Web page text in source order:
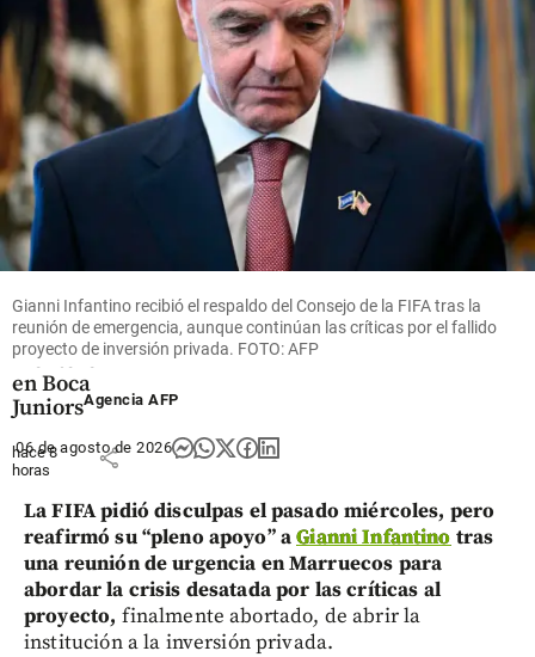
negocios
share
share
Fútbol
Enner
Valencia es
compañero
de Villa y
Montero
en Boca
Juniors
hace 8
horas
share
Gianni Infantino recibió el respaldo del Consejo de la FIFA tras la
reunión de emergencia, aunque continúan las críticas por el fallido
proyecto de inversión privada. FOTO: AFP
Agencia AFP
06 de agosto de 2026
La FIFA pidió disculpas el pasado miércoles, pero
reafirmó su “pleno apoyo” aGianni Infantino tras
una reunión de urgencia en Marruecos para
abordar la crisis desatada por las críticas al
proyecto, finalmente abortado, de abrir la
institución a la inversión privada.